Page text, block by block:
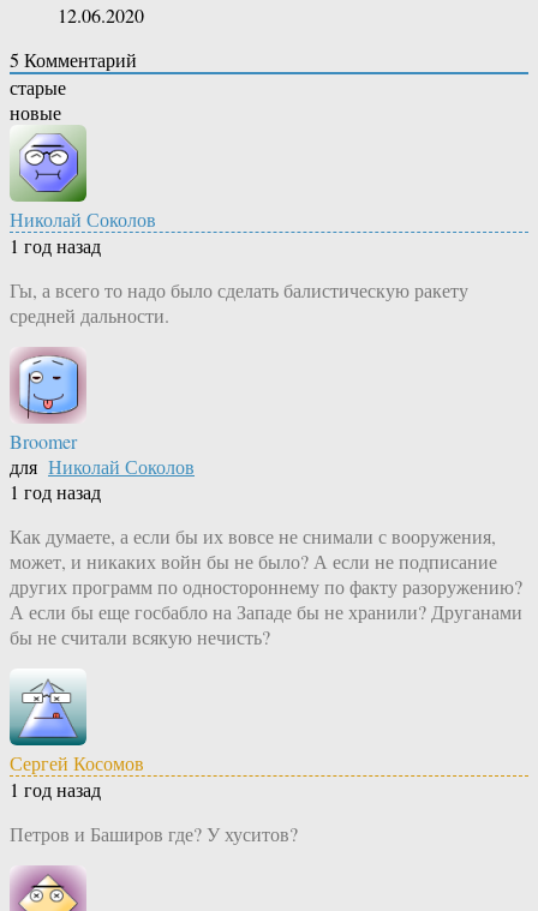
12.06.2020
5 Комментарий
старые
новые
Николай Соколов
1 год назад
Гы, а всего то надо было сделать балистическую ракету
средней дальности.
Broomer
для Николай Соколов
1 год назад
Как думаете, а если бы их вовсе не снимали с вооружения,
может, и никаких войн бы не было? А если не подписание
других программ по одностороннему по факту разоружению?
А если бы еще госбабло на Западе бы не хранили? Друганами
бы не считали всякую нечисть?
Сергей Косомов
1 год назад
Петров и Баширов где? У хуситов?